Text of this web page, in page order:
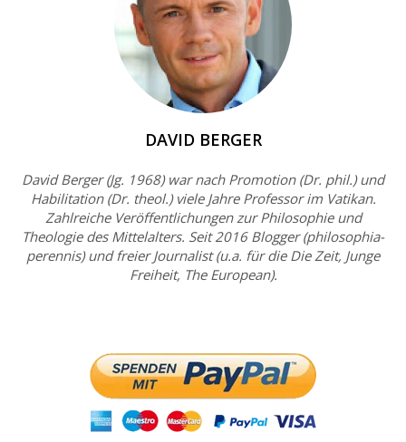
DAVID BERGER
David Berger (Jg. 1968) war nach Promotion (Dr. phil.) und
Habilitation (Dr. theol.) viele Jahre Professor im Vatikan.
Zahlreiche Veröffentlichungen zur Philosophie und
Theologie des Mittelalters. Seit 2016 Blogger (philosophia-
perennis) und freier Journalist (u.a. für die Die Zeit, Junge
Freiheit, The European).